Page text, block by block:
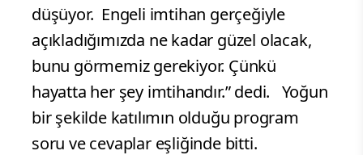
düşüyor. Engeli imtihan gerçeğiyle
açıkladığımızda ne kadar güzel olacak,
bunu görmemiz gerekiyor. Çünkü
hayatta her şey imtihandır.” dedi. Yoğun
bir şekilde katılımın olduğu program
soru ve cevaplar eşliğinde bitti.